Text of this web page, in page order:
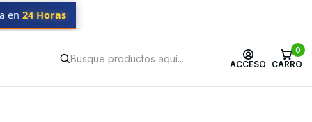
ACCESO
0
CARRO
en 24 Horas